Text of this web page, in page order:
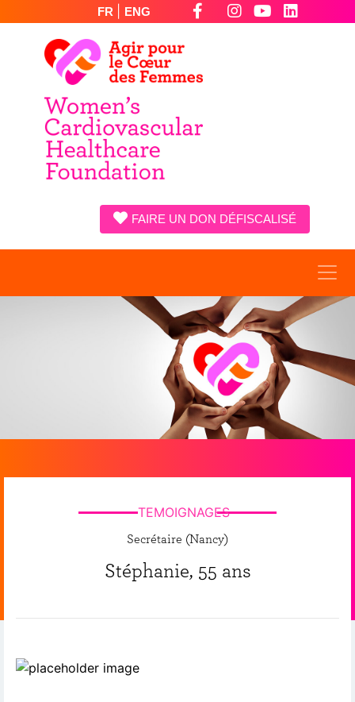
FR ENG
FAIRE UN DON DÉFISCALISÉ
TEMOIGNAGES
Secrétaire (Nancy)
Stéphanie, 55 ans